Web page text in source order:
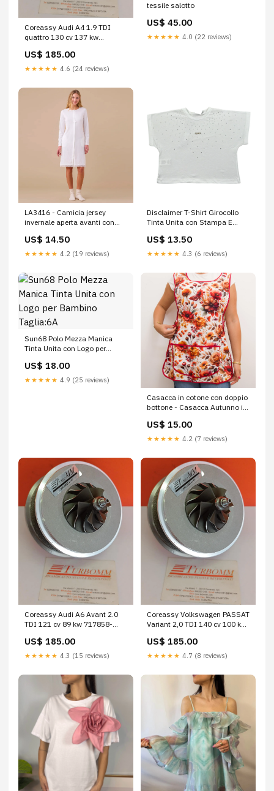
Coreassy Audi A4 1.9 TDI
quattro 130 cv 137 kw
US$ 185.00
★★★★★ 4.6 (24 reviews)
tessile salotto
US$ 45.00
★★★★★ 4.0 (22 reviews)
LA3416 - Camicia jersey
invernale aperta avanti con
vestaglia bride
US$ 14.50
★★★★★ 4.2 (19 reviews)
Disclaimer T-Shirt Girocollo
Tinta Unita con Stampa E
US$ 13.50
★★★★★ 4.3 (6 reviews)
Sun68 Polo Mezza Manica
Tinta Unita con Logo per
US$ 18.00
★★★★★ 4.9 (25 reviews)
Casacca in cotone con doppio
bottone - Casacca Autunno in
US$ 15.00
★★★★★ 4.2 (7 reviews)
Coreassy Audi A6 Avant 2.0
TDI 121 cv 89 kw 717858-
Ibiza IV 1.0
US$ 185.00
★★★★★ 4.3 (15 reviews)
Coreassy Volkswagen PASSAT
Variant 2,0 TDI 140 cv 100 kw
CITROËN JUMPER 3.0 HDi 145
cv 107 kw
US$ 185.00
★★★★★ 4.7 (8 reviews)